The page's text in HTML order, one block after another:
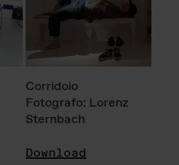
Corridoio
Fotografo: Lorenz
Sternbach
Download